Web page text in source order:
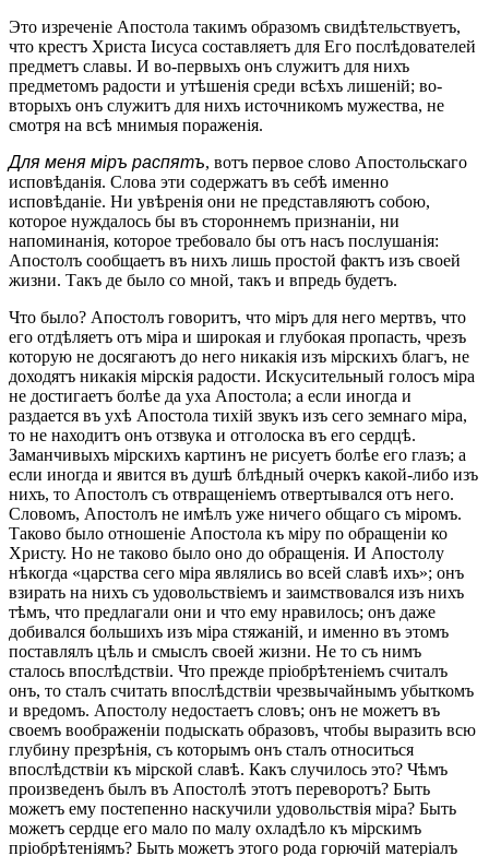
Это изреченіе Апостола такимъ образомъ свидѣтельствуетъ,
что крестъ Христа Іисуса составляетъ для Его послѣдователей
предметъ славы. И во-первыхъ онъ служитъ для нихъ
предметомъ радости и утѣшенія среди всѣхъ лишеній; во-
вторыхъ онъ служитъ для нихъ источникомъ мужества, не
смотря на всѣ мнимыя пораженія.
Для меня міръ распятъ, вотъ первое слово Апостольскаго
исповѣданія. Слова эти содержатъ въ себѣ именно
исповѣданіе. Ни увѣренія они не представляютъ собою,
которое нуждалось бы въ стороннемъ признаніи, ни
напоминанія, которое требовало бы отъ насъ послушанія:
Апостолъ сообщаетъ въ нихъ лишь простой фактъ изъ своей
жизни. Такъ де было со мной, такъ и впредь будетъ.
Что было? Апостолъ говоритъ, что міръ для него мертвъ, что
его отдѣляетъ отъ міра и широкая и глубокая пропасть, чрезъ
которую не досягаютъ до него никакія изъ мірскихъ благъ, не
доходятъ никакія мірскія радости. Искусительный голосъ міра
не достигаетъ болѣе да уха Апостола; а если иногда и
раздается въ ухѣ Апостола тихій звукъ изъ сего земнаго міра,
то не находитъ онъ отзвука и отголоска въ его сердцѣ.
Заманчивыхъ мірскихъ картинъ не рисуетъ болѣе его глазъ; а
если иногда и явится въ душѣ блѣдный очеркъ какой-либо изъ
нихъ, то Апостолъ съ отвращеніемъ отвертывался отъ него.
Словомъ, Апостолъ не имѣлъ уже ничего общаго съ міромъ.
Таково было отношеніе Апостола къ міру по обращеніи ко
Христу. Но не таково было оно до обращенія. И Апостолу
нѣкогда «царства сего міра являлись во всей славѣ ихъ»; онъ
взирать на нихъ съ удовольствіемъ и заимствовался изъ нихъ
тѣмъ, что предлагали они и что ему нравилось; онъ даже
добивался большихъ изъ міра стяжаній, и именно въ этомъ
поставлялъ цѣль и смыслъ своей жизни. Не то съ нимъ
сталось впослѣдствіи. Что прежде пріобрѣтеніемъ считалъ
онъ, то сталъ считать впослѣдствіи чрезвычайнымъ убыткомъ
и вредомъ. Апостолу недостаетъ словъ; онъ не можетъ въ
своемъ воображеніи подыскать образовъ, чтобы выразить всю
глубину презрѣнія, съ которымъ онъ сталъ относиться
впослѣдствіи къ мірской славѣ. Какъ случилось это? Чѣмъ
произведенъ былъ въ Апостолѣ этотъ переворотъ? Быть
можетъ ему постепенно наскучили удовольствія міра? Быть
можетъ сердце его мало по малу охладѣло къ мірскимъ
пріобрѣтеніямъ? Быть можетъ этого рода горючій матеріалъ